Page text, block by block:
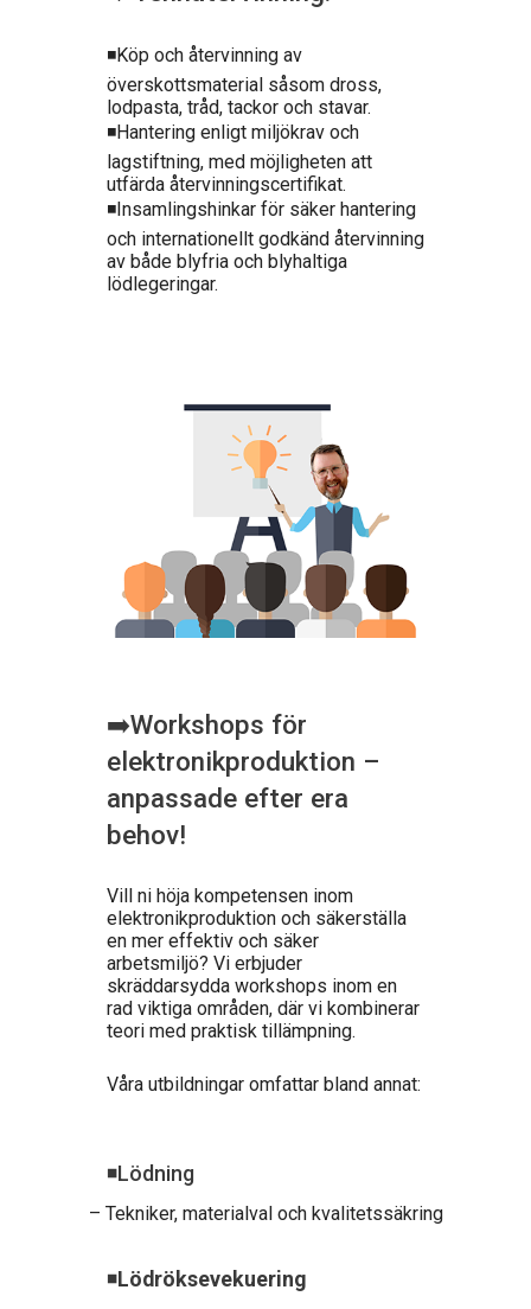
◾Köp och återvinning av
överskottsmaterial såsom dross,
lodpasta, tråd, tackor och stavar.
◾Hantering enligt miljökrav och
lagstiftning, med möjligheten att
utfärda återvinningscertifikat.
◾Insamlingshinkar för säker hantering
och internationellt godkänd återvinning
av både blyfria och blyhaltiga
lödlegeringar.
➡️Workshops för
elektronikproduktion –
anpassade efter era
behov!
Vill ni höja kompetensen inom
elektronikproduktion och säkerställa
en mer effektiv och säker
arbetsmiljö? Vi erbjuder
skräddarsydda workshops inom en
rad viktiga områden, där vi kombinerar
teori med praktisk tillämpning.
Våra utbildningar omfattar bland annat:
◾Lödning
– Tekniker, materialval och kvalitetssäkring
◾Lödröksevekuering